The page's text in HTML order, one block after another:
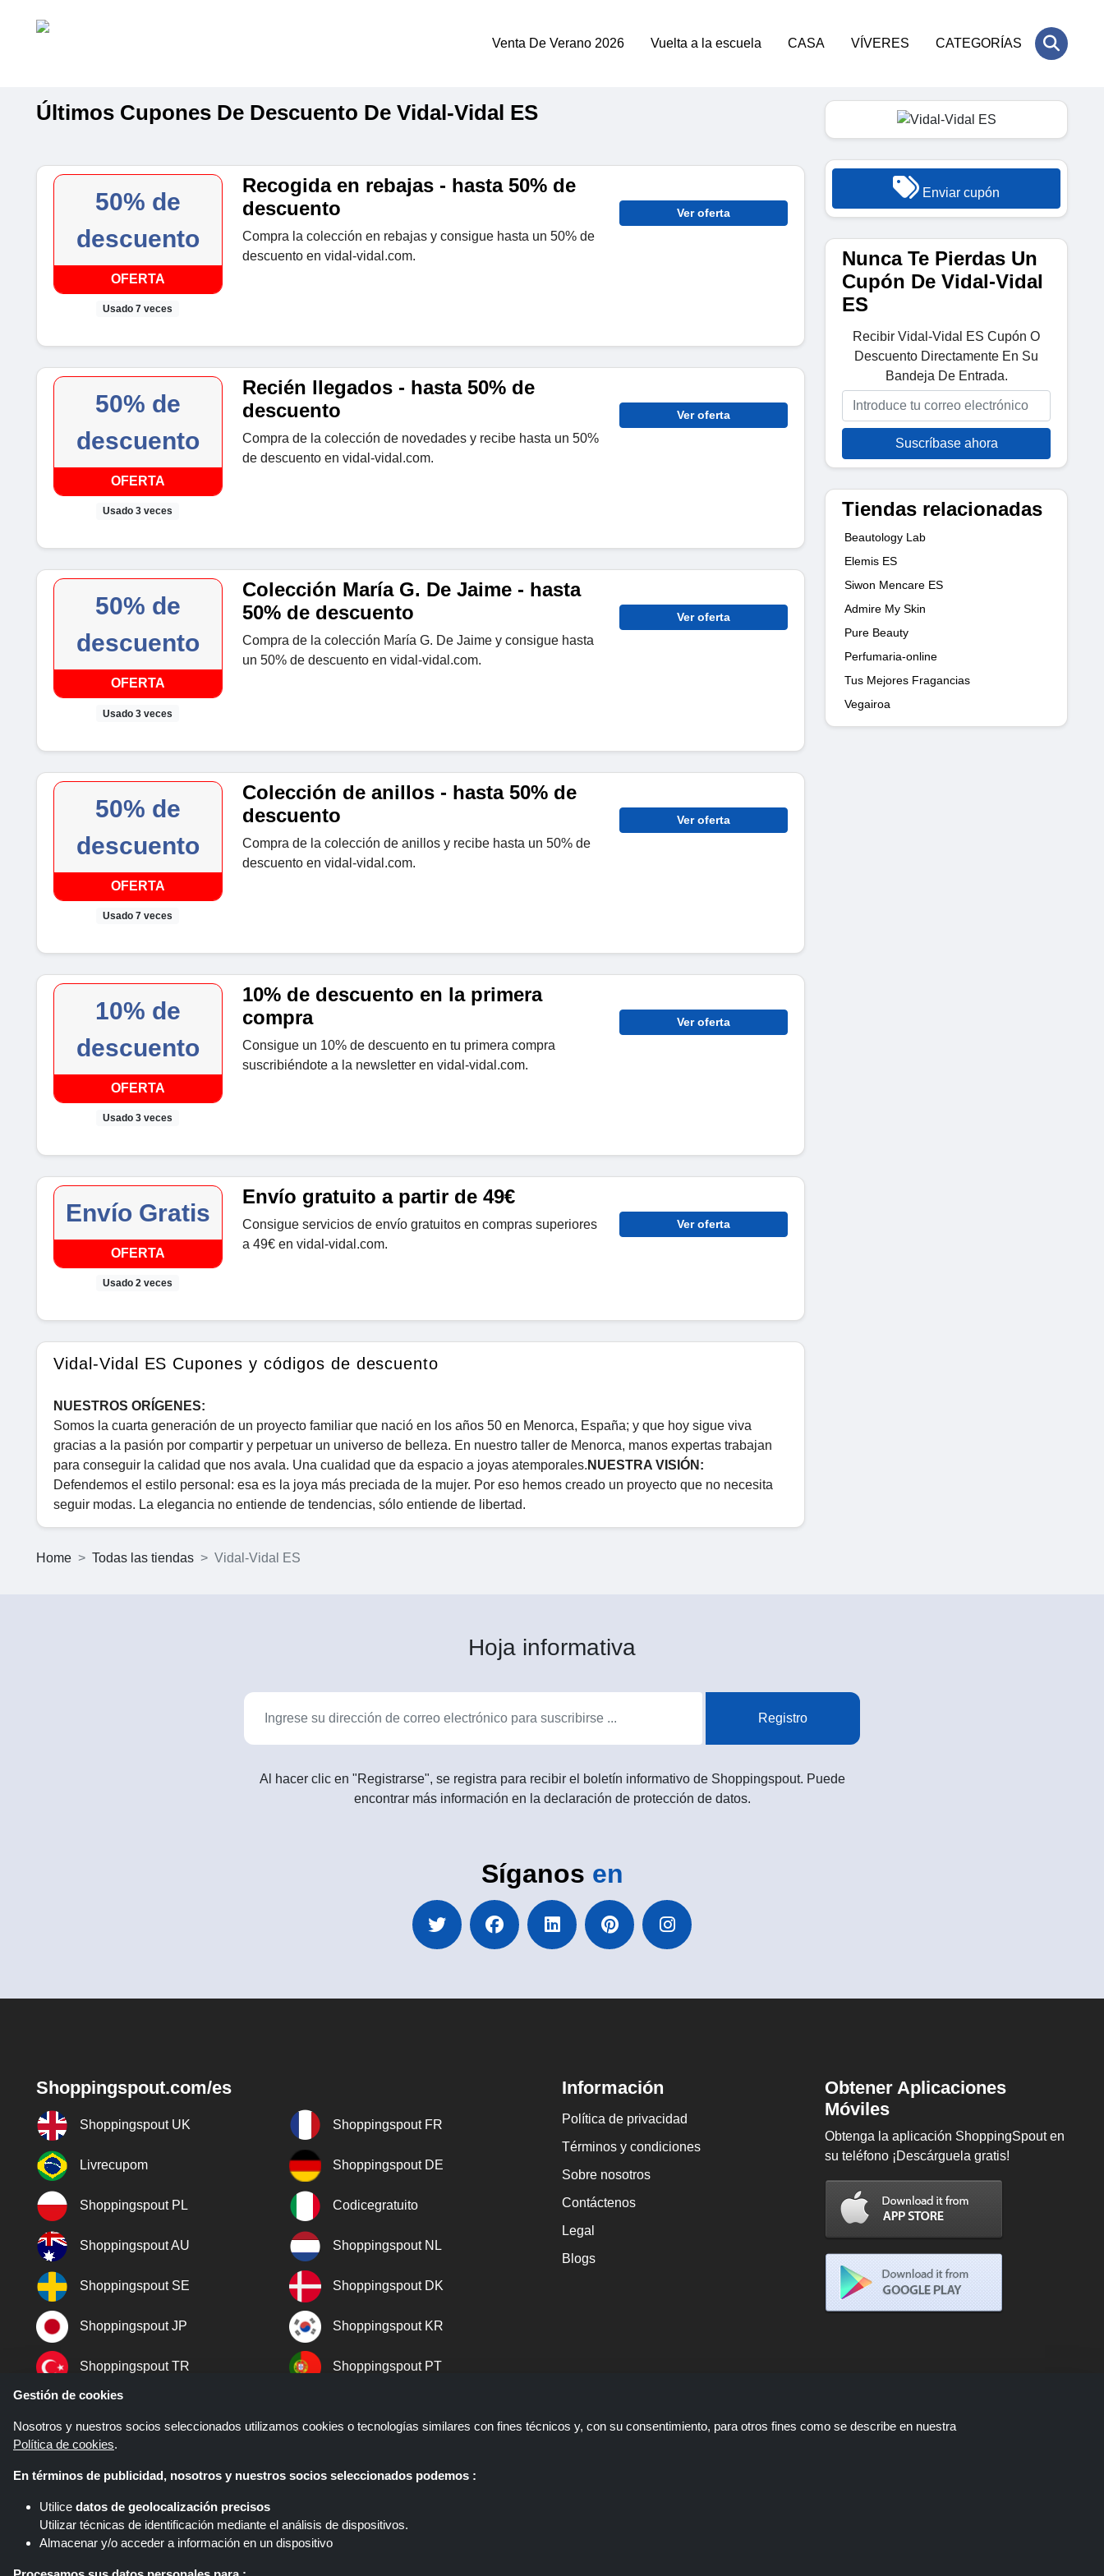
Venta De Verano 2026 Vuelta a la escuela CASA VÍVERES CATEGORÍAS
Últimos Cupones De Descuento De Vidal-Vidal ES
50% de
descuento
OFERTA
Usado 7 veces
Recogida en rebajas - hasta 50% de
descuento
Compra la colección en rebajas y consigue hasta un 50% de
descuento en vidal-vidal.com.
Ver oferta
50% de
descuento
OFERTA
Usado 3 veces
Recién llegados - hasta 50% de
descuento
Compra de la colección de novedades y recibe hasta un 50%
de descuento en vidal-vidal.com.
Ver oferta
50% de
descuento
OFERTA
Usado 3 veces
Colección María G. De Jaime - hasta
50% de descuento
Compra de la colección María G. De Jaime y consigue hasta
un 50% de descuento en vidal-vidal.com.
Ver oferta
50% de
descuento
OFERTA
Usado 7 veces
Colección de anillos - hasta 50% de
descuento
Compra de la colección de anillos y recibe hasta un 50% de
descuento en vidal-vidal.com.
Ver oferta
10% de
descuento
OFERTA
Usado 3 veces
10% de descuento en la primera
compra
Consigue un 10% de descuento en tu primera compra
suscribiéndote a la newsletter en vidal-vidal.com.
Ver oferta
Envío Gratis
OFERTA
Usado 2 veces
Envío gratuito a partir de 49€
Consigue servicios de envío gratuitos en compras superiores
a 49€ en vidal-vidal.com.
Ver oferta
Vidal-Vidal ES Cupones y códigos de descuento
NUESTROS ORÍGENES:
Somos la cuarta generación de un proyecto familiar que nació en los años 50 en Menorca, España; y que hoy sigue viva
gracias a la pasión por compartir y perpetuar un universo de belleza. En nuestro taller de Menorca, manos expertas trabajan
para conseguir la calidad que nos avala. Una cualidad que da espacio a joyas atemporales. NUESTRA VISIÓN:
Defendemos el estilo personal: esa es la joya más preciada de la mujer. Por eso hemos creado un proyecto que no necesita
seguir modas. La elegancia no entiende de tendencias, sólo entiende de libertad.
Enviar cupón
Nunca Te Pierdas Un
Cupón De Vidal-Vidal
ES
Recibir Vidal-Vidal ES Cupón O
Descuento Directamente En Su
Bandeja De Entrada.
Suscríbase ahora
Tiendas relacionadas
Beautology Lab
Elemis ES
Siwon Mencare ES
Admire My Skin
Pure Beauty
Perfumaria-online
Tus Mejores Fragancias
Vegairoa
Home Todas las tiendas Vidal-Vidal ES
Hoja informativa
Registro
Al hacer clic en "Registrarse", se registra para recibir el boletín informativo de Shoppingspout. Puede
encontrar más información en la declaración de protección de datos.
Síganos en
Shoppingspout.com/es
Shoppingspout UK Shoppingspout FR
Livrecupom Shoppingspout DE
Shoppingspout PL Codicegratuito
Shoppingspout AU Shoppingspout NL
Shoppingspout SE Shoppingspout DK
Shoppingspout JP Shoppingspout KR
Shoppingspout TR Shoppingspout PT
Información
Política de privacidad
Términos y condiciones
Sobre nosotros
Contáctenos
Legal
Blogs
Obtener Aplicaciones
Móviles
Obtenga la aplicación ShoppingSpout en
su teléfono ¡Descárguela gratis!
Shoppingspout.com/es es un sitio web que presenta ofertas, descuentos y cupones; Estas ofertas u ofertas están disponibles a través de
diferentes redes de afiliados. Shoppingspout.com/es o su personal no participan cuando usted realiza una compra a través de estos enlaces,
Gestión de cookies
Nosotros y nuestros socios seleccionados utilizamos cookies o tecnologías similares con fines técnicos y, con su consentimiento, para otros fines como se describe en nuestra
Política de cookies.
En términos de publicidad, nosotros y nuestros socios seleccionados podemos :
Utilice datos de geolocalización precisos
Utilizar técnicas de identificación mediante el análisis de dispositivos.
Almacenar y/o acceder a información en un dispositivo